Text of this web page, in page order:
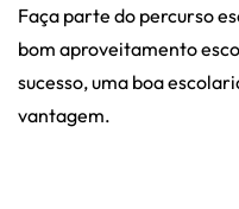
Faça parte do percurso
bom aproveitamento
sucesso, uma boa
vantagem.